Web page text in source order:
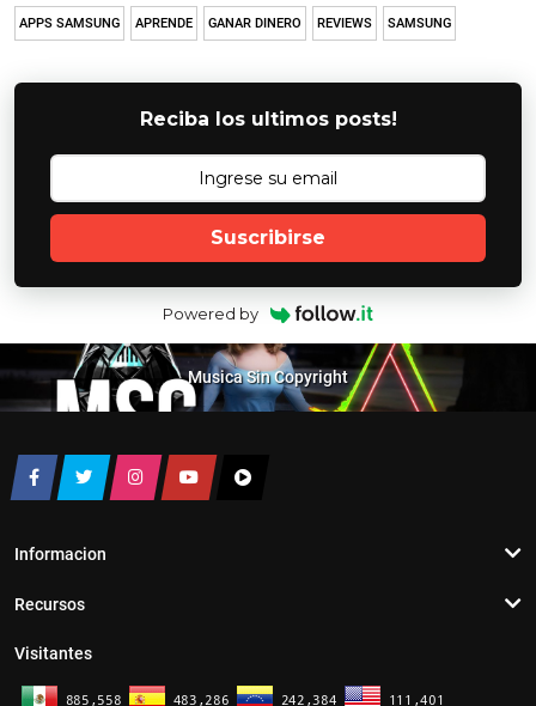
APPS SAMSUNG APRENDE GANAR DINERO REVIEWS SAMSUNG
Reciba los ultimos posts!
Suscribirse
Powered by
Musica Sin Copyright
Informacion
Recursos
Visitantes